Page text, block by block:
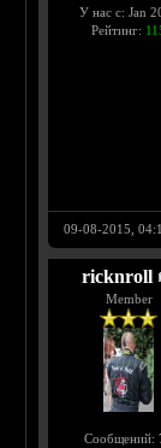
У нас с: Jan
Рейтинг:
09-08-2015,
ricknroll
Member
Сообщений: